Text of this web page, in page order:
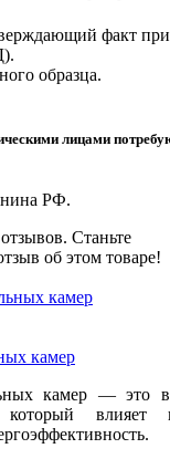
факт
образца.
лицами
РФ.
Станьте
об этом товаре!
камер
камер — это
который влияет